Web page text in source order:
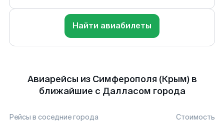
Найти авиабилеты
Авиарейсы из Симферополя (Крым) в
ближайшие с Далласом города
Рейсы в соседние города Стоимость